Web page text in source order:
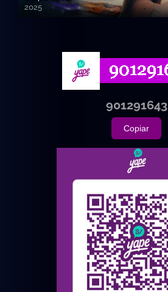
2025
720p HD
901291643
Copiar